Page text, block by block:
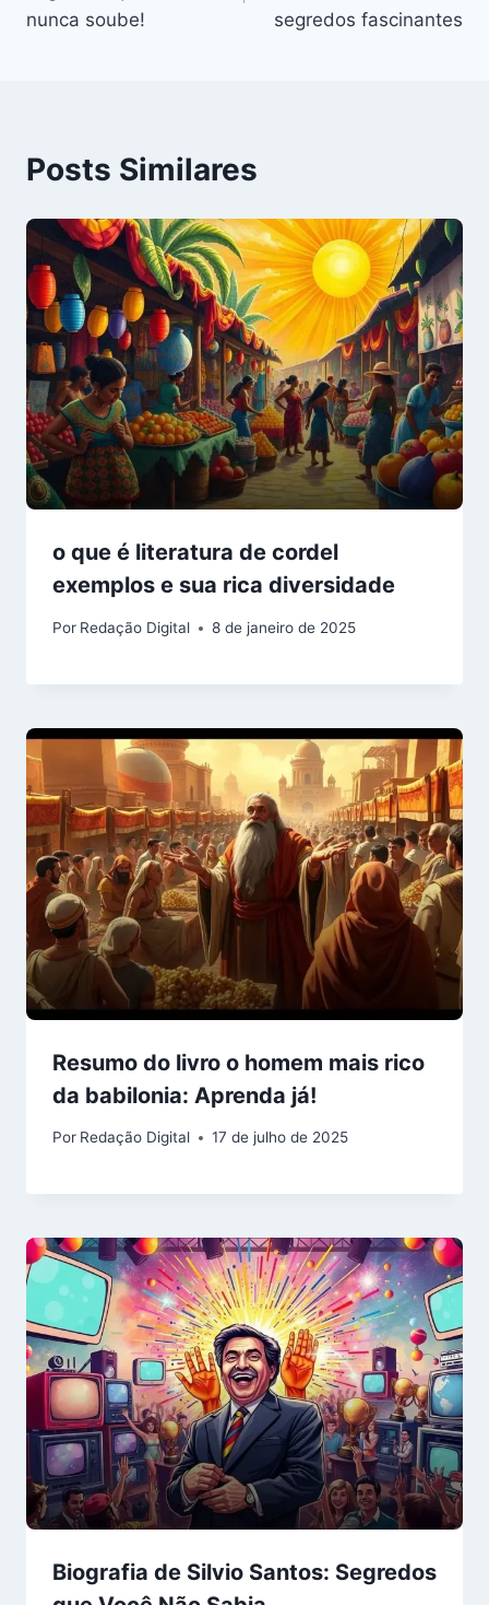
Post
nunca soube!
segredos fascinantes
Posts Similares
o que é literatura de cordel
exemplos e sua rica diversidade
Por Redação Digital 8 de janeiro de 2025
Resumo do livro o homem mais rico
da babilonia: Aprenda já!
Por Redação Digital 17 de julho de 2025
Biografia de Silvio Santos: Segredos